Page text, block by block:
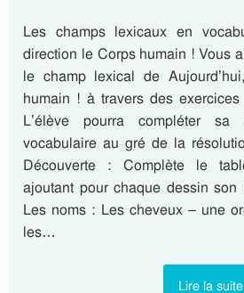
Les champs lexicaux en
direction le Corps humain ! Vous
le champ lexical de
humain ! à travers des
L’élève pourra compléter
vocabulaire au gré de la
Découverte : Complète le
ajoutant pour chaque dessin son
Les noms : Les cheveux – une
les…
Lire la suite